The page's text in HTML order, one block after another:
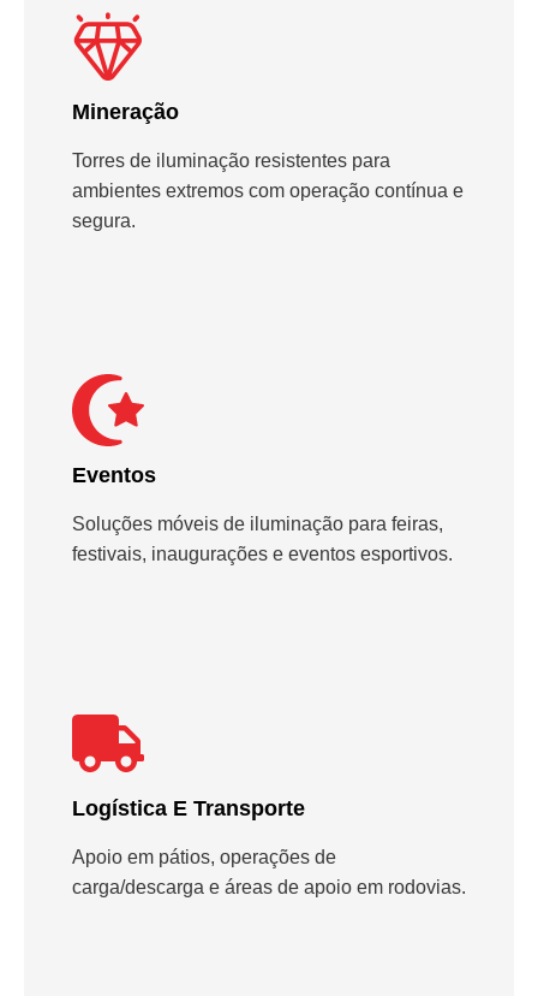
Mineração
Torres de iluminação resistentes para
ambientes extremos com operação contínua e
segura.
Eventos
Soluções móveis de iluminação para feiras,
festivais, inaugurações e eventos esportivos.
Logística E Transporte
Apoio em pátios, operações de
carga/descarga e áreas de apoio em rodovias.